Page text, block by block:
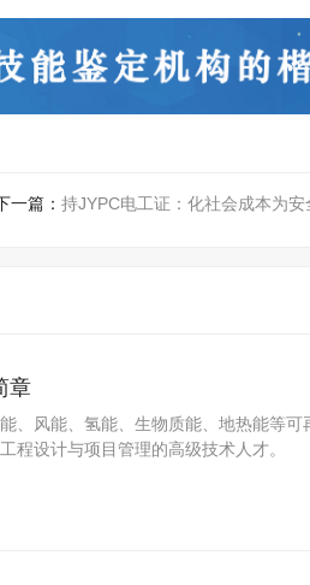
一篇： 持JYPC电工证：化社会成本为
章
、风能、氢能、生物质能、地热能等可
程设计与项目管理的高级技术人才。